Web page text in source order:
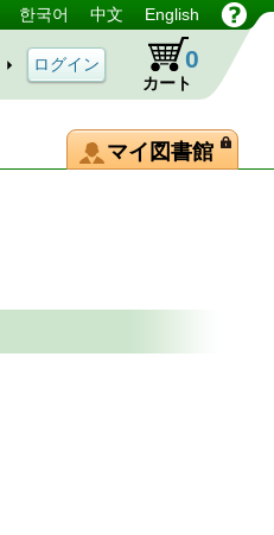
한국어 中文 English
カート
0
マイ図書館